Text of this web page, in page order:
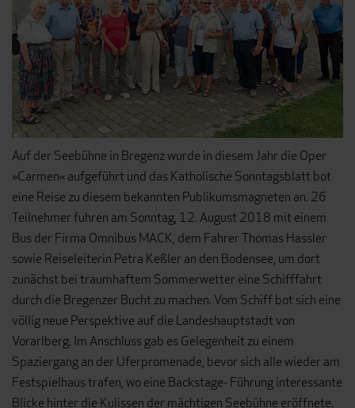
Auf der Seebühne in Bregenz wurde in diesem Jahr die Oper
»Carmen« aufgeführt und das Katholische Sonntagsblatt bot
eine Reise zu diesem bekannten Publikumsmagneten an. 26
Teilnehmer fuhren am Sonntag, 12. August 2018 mit einem
Bus der Firma Omnibus MACK, dem Fahrer Thomas Hassler
sowie Reiseleiterin Petra Keßler an den Bodensee, um dort
zunächst bei traumhaftem Sommerwetter eine Schifffahrt
durch die Bregenzer Bucht zu machen. Vom Schiff bot sich eine
völlig neue Perspektive auf die Landeshauptstadt von
Vorarlberg. Im Anschluss gab es Gelegenheit zu einem
Spaziergang an der Uferpromenade, bevor sich alle wieder am
Festspielhaus trafen, wo eine Backstage- Führung interessante
Blicke hinter die Kulissen der mächtigen Seebühne eröffnete.